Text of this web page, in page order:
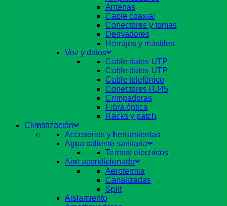
Antenas
Cable coaxial
Conectores y tomas
Derivadores
Herrajes y mástiles
Voz y datos
Cable datos UTP
Cable datos UTP
Cable telefónico
Conectores RJ45
Crimpadoras
Fibra óptica
Racks y patch
Climatización
Accesorios y herramientas
Agua caliente sanitaria
Termos electricos
Aire acondicionado
Aerotermia
Canalizadas
Split
Aislamiento